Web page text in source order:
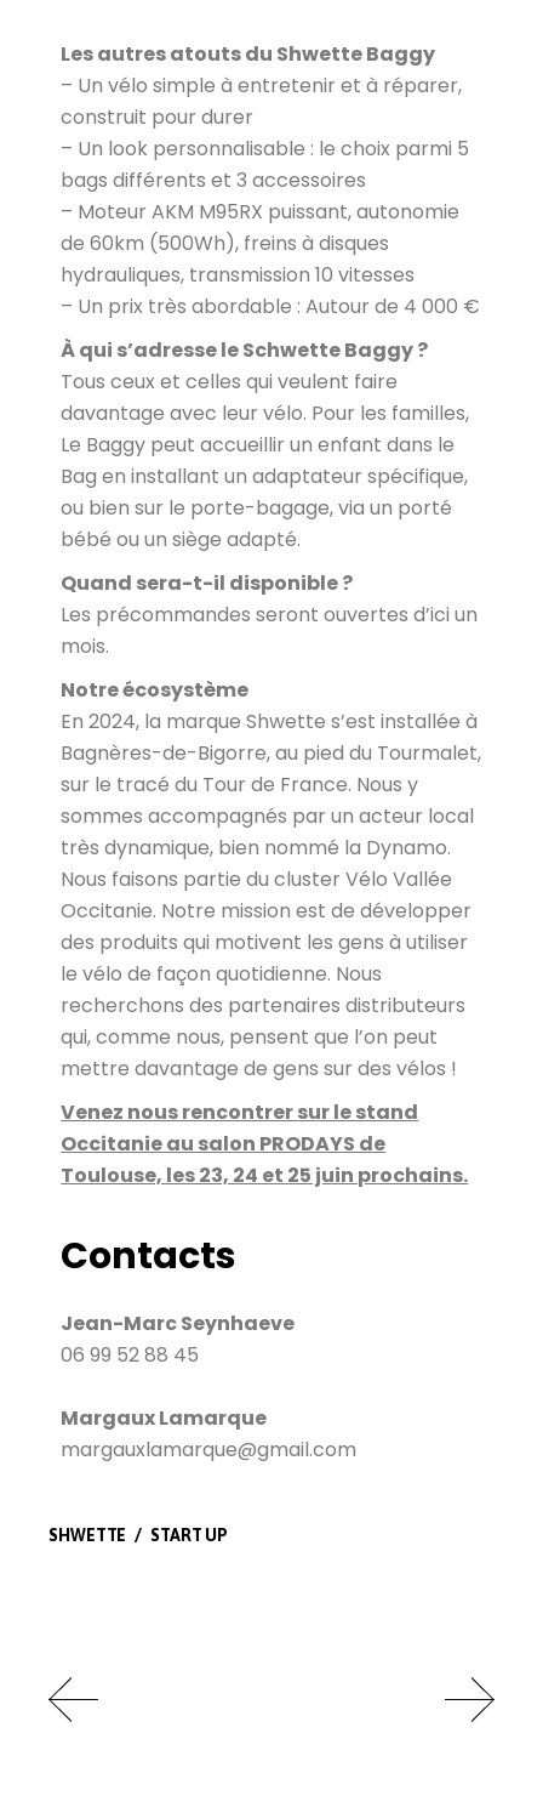
Les autres atouts du Shwette Baggy
– Un vélo simple à entretenir et à réparer,
construit pour durer
– Un look personnalisable : le choix parmi 5
bags différents et 3 accessoires
– Moteur AKM M95RX puissant, autonomie
de 60km (500Wh), freins à disques
hydrauliques, transmission 10 vitesses
– Un prix très abordable : Autour de 4 000 €
À qui s’adresse le Schwette Baggy ?
Tous ceux et celles qui veulent faire
davantage avec leur vélo. Pour les familles,
Le Baggy peut accueillir un enfant dans le
Bag en installant un adaptateur spécifique,
ou bien sur le porte-bagage, via un porté
bébé ou un siège adapté.
Quand sera-t-il disponible ?
Les précommandes seront ouvertes d’ici un
mois.
Notre écosystème
En 2024, la marque Shwette s’est installée à
Bagnères-de-Bigorre, au pied du Tourmalet,
sur le tracé du Tour de France. Nous y
sommes accompagnés par un acteur local
très dynamique, bien nommé la Dynamo.
Nous faisons partie du cluster Vélo Vallée
Occitanie. Notre mission est de développer
des produits qui motivent les gens à utiliser
le vélo de façon quotidienne. Nous
recherchons des partenaires distributeurs
qui, comme nous, pensent que l’on peut
mettre davantage de gens sur des vélos !
Venez nous rencontrer sur le stand
Occitanie au salon PRODAYS de
Toulouse, les 23, 24 et 25 juin prochains.
Contacts
Jean-Marc Seynhaeve
06 99 52 88 45
Margaux Lamarque
margauxlamarque@gmail.com
SHWETTE START UP